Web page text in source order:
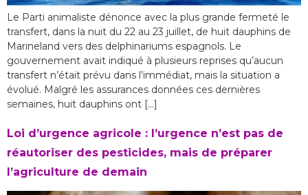
Le Parti animaliste dénonce avec la plus grande fermeté le
transfert, dans la nuit du 22 au 23 juillet, de huit dauphins de
Marineland vers des delphinariums espagnols. Le
gouvernement avait indiqué à plusieurs reprises qu’aucun
transfert n’était prévu dans l’immédiat, mais la situation a
évolué. Malgré les assurances données ces dernières
semaines, huit dauphins ont […]
Loi d’urgence agricole : l’urgence n’est pas de
réautoriser des pesticides, mais de préparer
l’agriculture de demain